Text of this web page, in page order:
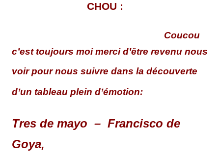
CHOU :
Coucou
c’est toujours moi merci d’être revenu nous
voir pour nous suivre dans la découverte
d’un tableau plein d’émotion:
Tres de mayo – Francisco de
Goya,